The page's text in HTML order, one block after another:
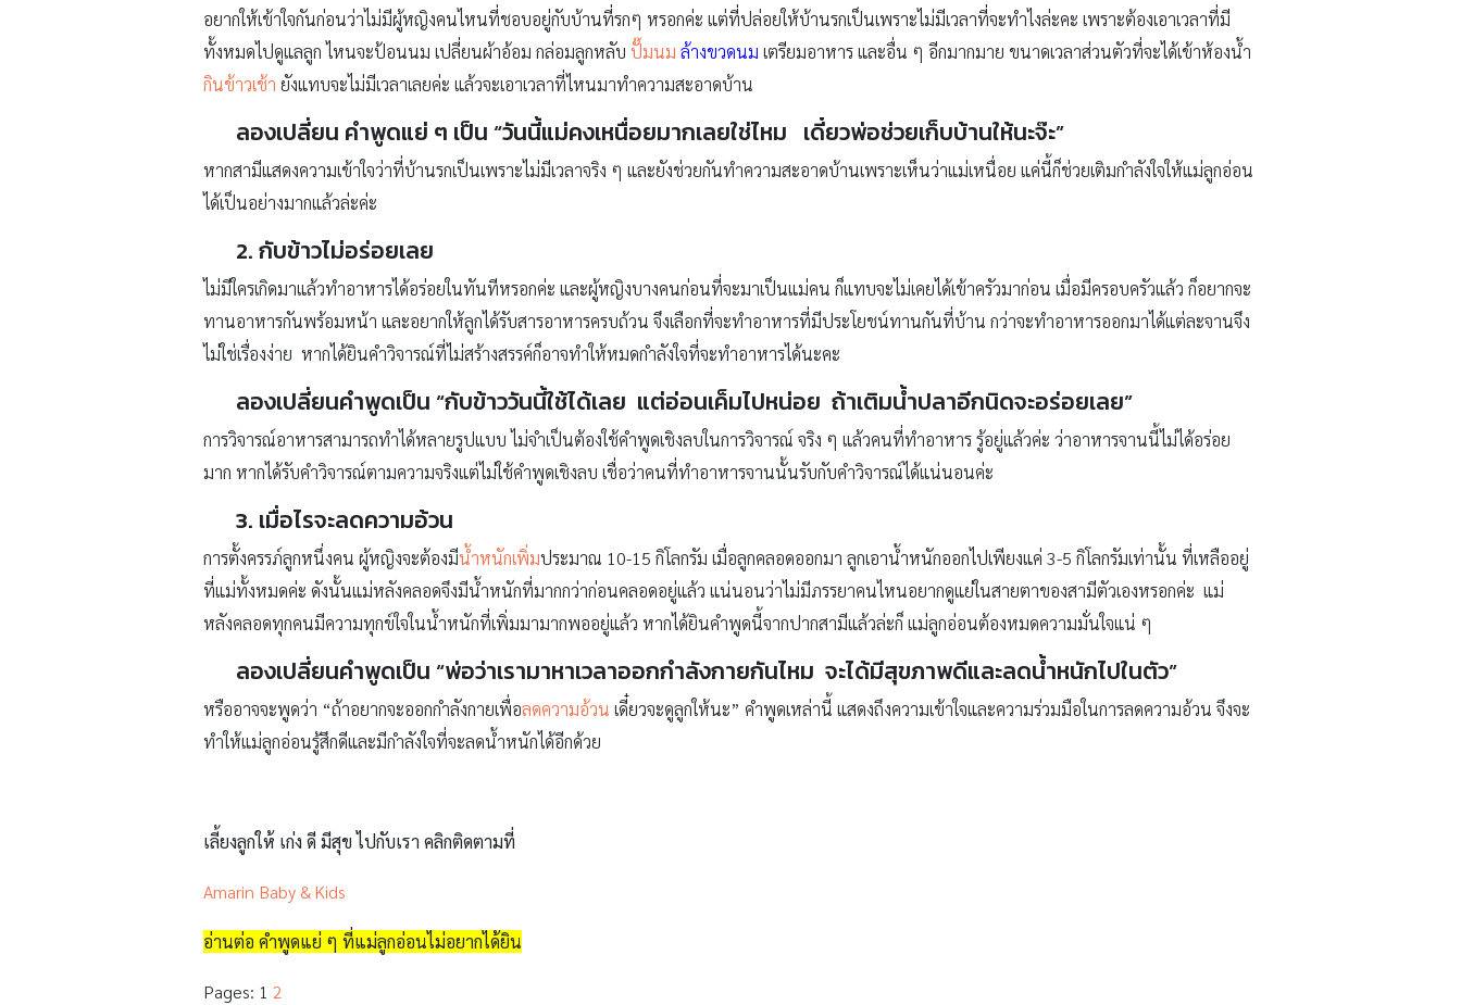
อยากให้เข้าใจกันก่อนว่าไม่มีผู้หญิงคนไหนที่ชอบอยู่กับบ้านที่รกๆ หรอกค่ะ แต่ที่ปล่อยให้บ้านรกเป็นเพราะไม่มีเวลาที่จะทำไงล่ะคะ เพราะต้องเอาเวลาที่มี
ทั้งหมดไปดูแลลูก ไหนจะป้อนนม เปลี่ยนผ้าอ้อม กล่อมลูกหลับ ปั๊มนม ล้างขวดนม เตรียมอาหาร และอื่น ๆ อีกมากมาย ขนาดเวลาส่วนตัวที่จะได้เข้าห้องน้ำ
กินข้าวเช้า ยังแทบจะไม่มีเวลาเลยค่ะ แล้วจะเอาเวลาที่ไหนมาทำความสะอาดบ้าน
ลองเปลี่ยน คำพูดแย่ ๆ เป็น “วันนี้แม่คงเหนื่อยมากเลยใช่ไหม เดี๋ยวพ่อช่วยเก็บบ้านให้นะจ๊ะ”
หากสามีแสดงความเข้าใจว่าที่บ้านรกเป็นเพราะไม่มีเวลาจริง ๆ และยังช่วยกันทำความสะอาดบ้านเพราะเห็นว่าแม่เหนื่อย แค่นี้ก็ช่วยเติมกำลังใจให้แม่ลูกอ่อน
ได้เป็นอย่างมากแล้วล่ะค่ะ
2. กับข้าวไม่อร่อยเลย
ไม่มีใครเกิดมาแล้วทำอาหารได้อร่อยในทันทีหรอกค่ะ และผู้หญิงบางคนก่อนที่จะมาเป็นแม่คน ก็แทบจะไม่เคยได้เข้าครัวมาก่อน เมื่อมีครอบครัวแล้ว ก็อยากจะ
ทานอาหารกันพร้อมหน้า และอยากให้ลูกได้รับสารอาหารครบถ้วน จึงเลือกที่จะทำอาหารที่มีประโยชน์ทานกันที่บ้าน กว่าจะทำอาหารออกมาได้แต่ละจานจึง
ไม่ใช่เรื่องง่าย หากได้ยินคำวิจารณ์ที่ไม่สร้างสรรค์ก็อาจทำให้หมดกำลังใจที่จะทำอาหารได้นะคะ
ลองเปลี่ยนคำพูดเป็น “กับข้าววันนี้ใช้ได้เลย แต่อ่อนเค็มไปหน่อย ถ้าเติมน้ำปลาอีกนิดจะอร่อยเลย”
การวิจารณ์อาหารสามารถทำได้หลายรูปแบบ ไม่จำเป็นต้องใช้คำพูดเชิงลบในการวิจารณ์ จริง ๆ แล้วคนที่ทำอาหาร รู้อยู่แล้วค่ะ ว่าอาหารจานนี้ไม่ได้อร่อย
มาก หากได้รับคำวิจารณ์ตามความจริงแต่ไม่ใช้คำพูดเชิงลบ เชื่อว่าคนที่ทำอาหารจานนั้นรับกับคำวิจารณ์ได้แน่นอนค่ะ
3. เมื่อไรจะลดความอ้วน
การตั้งครรภ์ลูกหนึ่งคน ผู้หญิงจะต้องมีน้ำหนักเพิ่มประมาณ 10-15 กิโลกรัม เมื่อลูกคลอดออกมา ลูกเอาน้ำหนักออกไปเพียงแค่ 3-5 กิโลกรัมเท่านั้น ที่เหลืออยู่
ที่แม่ทั้งหมดค่ะ ดังนั้นแม่หลังคลอดจึงมีน้ำหนักที่มากกว่าก่อนคลอดอยู่แล้ว แน่นอนว่าไม่มีภรรยาคนไหนอยากดูแย่ในสายตาของสามีตัวเองหรอกค่ะ แม่
หลังคลอดทุกคนมีความทุกข์ใจในน้ำหนักที่เพิ่มมามากพออยู่แล้ว หากได้ยินคำพูดนี้จากปากสามีแล้วล่ะก็ แม่ลูกอ่อนต้องหมดความมั่นใจแน่ ๆ
ลองเปลี่ยนคำพูดเป็น “พ่อว่าเรามาหาเวลาออกกำลังกายกันไหม จะได้มีสุขภาพดีและลดน้ำหนักไปในตัว”
หรืออาจจะพูดว่า “ถ้าอยากจะออกกำลังกายเพื่อลดความอ้วน เดี๋ยวจะดูลูกให้นะ” คำพูดเหล่านี้ แสดงถึงความเข้าใจและความร่วมมือในการลดความอ้วน จึงจะ
ทำให้แม่ลูกอ่อนรู้สึกดีและมีกำลังใจที่จะลดน้ำหนักได้อีกด้วย
เลี้ยงลูกให้ เก่ง ดี มีสุข ไปกับเรา คลิกติดตามที่
Amarin Baby & Kids
อ่านต่อ คำพูดแย่ ๆ ที่แม่ลูกอ่อนไม่อยากได้ยิน
Pages: 1 2